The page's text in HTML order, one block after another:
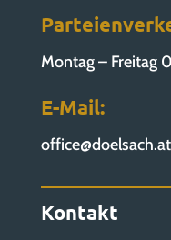
Montag – Freitag
E-Mail:
office@doelsach.at
Kontakt